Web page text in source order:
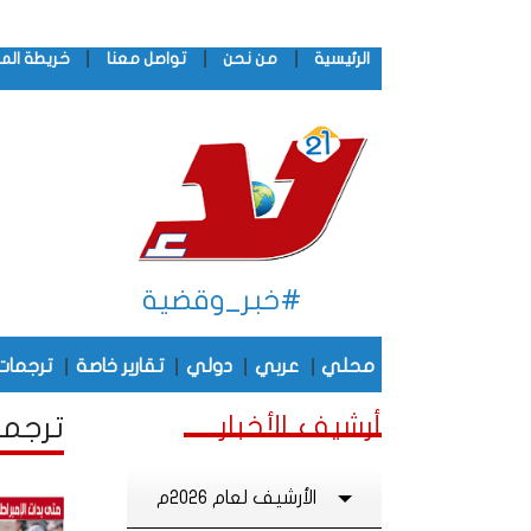
الرئيسية من نحن تواصل معنا خريطة
#خبر_وقضية
محلي عربي دولي تقارير خاصة
أرشيف الأخبار
الأرشيف لعام 2026م